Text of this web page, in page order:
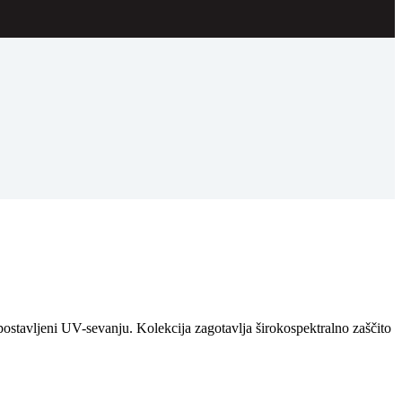
UV-sevanju. Kolekcija zagotavlja širokospektralno zaščito